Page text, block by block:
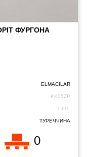
ФУРГОНА
ELMACILAR
KK05ZP
1 ШТ.
ТУРЕЧЧИНА
0